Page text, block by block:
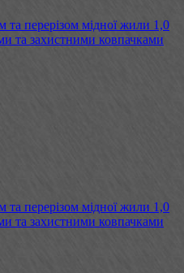
перерізом мідної жили 1,0
та захистними ковпачками
перерізом мідної жили 1,0
та захистними ковпачками